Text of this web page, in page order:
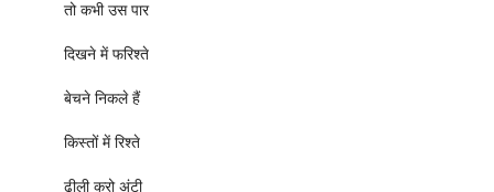
तो कभी उस पार
दिखने में फरिश्ते
बेचने निकले हैं
किस्तों में रिश्ते
ढीली करो अंटी